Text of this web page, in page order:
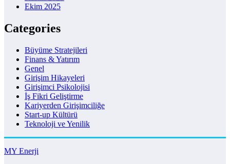
Ekim 2025
Categories
Büyüme Stratejileri
Finans & Yatırım
Genel
Girişim Hikayeleri
Girişimci Psikolojisi
İş Fikri Geliştirme
Kariyerden Girişimciliğe
Start-up Kültürü
Teknoloji ve Yenilik
MY Enerji